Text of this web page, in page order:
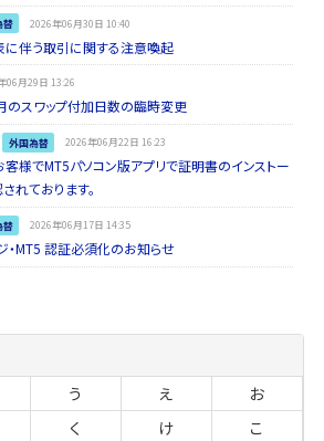
替 2026年06月30日 10:40
に伴う取引に関する注意喚起
06月29日 13:26
のスワップ付加日数の臨時変更
外国為替 2026年06月22日 16:23
客様でMT5パソコン版アプリで証明書のインストー
れております。
替 2026年06月17日 14:35
・MT5 認証必須化のお知らせ
う え
お
く け
こ